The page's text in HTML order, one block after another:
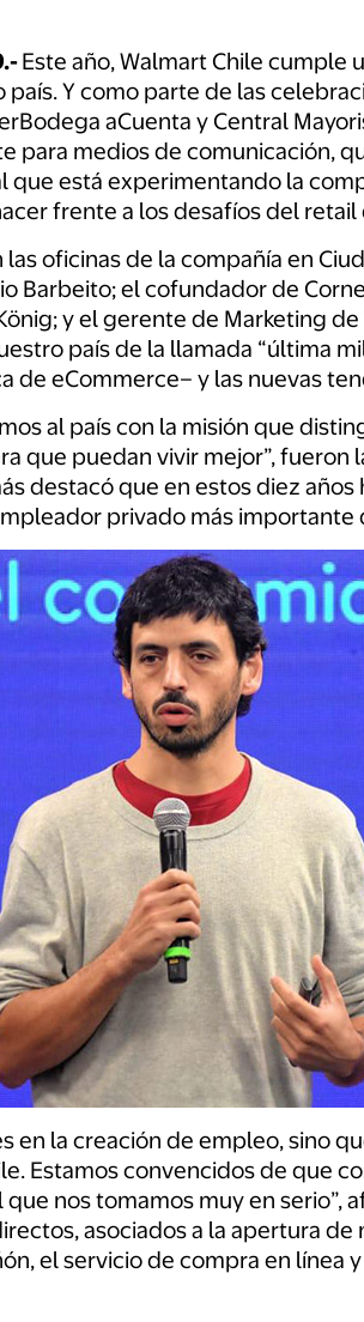
Este año, Walmart Chile cumple
Y como parte de las
aCuenta y Central
para medios de comunicación,
está experimentando la
frente a los desafíos del
oficinas de la compañía en
Barbeito; el cofundador de
y el gerente de Marketing
país de la llamada “última
de eCommerce– y las nuevas
al país con la misión que
que puedan vivir mejor”, fueron
destacó que en estos diez
privado más importante
en la creación de empleo, sino
Estamos convencidos de que
nos tomamos muy en serio”,
asociados a la apertura
el servicio de compra en línea